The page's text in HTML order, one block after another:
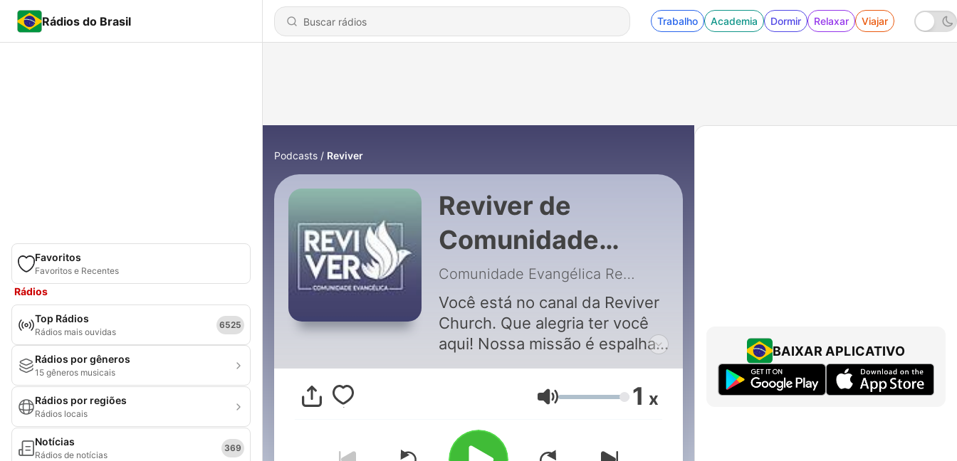
Rádios do Brasil Trabalho Academia Dormir Relaxar Viajar
Favoritos
Favoritos e Recentes
Rádios
Top Rádios
Rádios mais ouvidas
6525
Rádios por gêneros
15 gêneros musicais
Rádios por regiões
Rádios locais
Notícias
Rádios de notícias
369
Podcasts Reviver
Reviver de
Comunidade
Evangélica
Reviver
Comunidade Evangélica Reviver
Você está no canal da Reviver
Church. Que alegria ter você
aqui! Nossa missão é espalhar
o evangelho de Cristo através
Volume 1 x
BAIXAR APLICATIVO